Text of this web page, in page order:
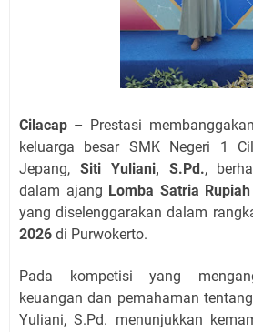
Cilacap – Prestasi
keluarga besar SMK Negeri 1
Jepang, Siti Yuliani, S.Pd.,
dalam ajang Lomba Satria
yang diselenggarakan dalam
2026 di Purwokerto.
Pada kompetisi yang
keuangan dan pemahaman
Yuliani, S.Pd. menunjukkan